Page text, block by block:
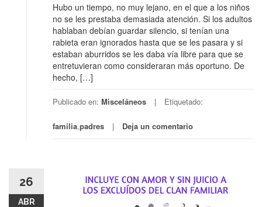
Hubo un tiempo, no muy lejano, en el que a los niños
no se les prestaba demasiada atención. Si los adultos
hablaban debían guardar silencio, si tenían una
rabieta eran ignorados hasta que se les pasara y si
estaban aburridos se les daba vía libre para que se
entretuvieran como consideraran más oportuno. De
hecho, […]
Publicado en: Misceláneos Etiquetado:
familia,padres Deja un comentario
26
ABR